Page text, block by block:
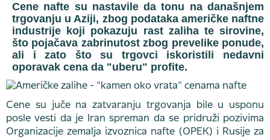
Cene nafte su nastavile da tonu na današnjem
trgovanju u Aziji, zbog podataka američke naftne
industrije koji pokazuju rast zaliha te sirovine,
što pojačava zabrinutost zbog prevelike ponude,
ali i zato što su trgovci iskoristili nedavni
oporavak cena da "uberu" profite.
Cene su juče na zatvaranju trgovanja bile u usponu
posle vesti da je Iran spreman da se pridruži pozivima
Organizacije zemalja izvoznica nafte (OPEK) i Rusije za